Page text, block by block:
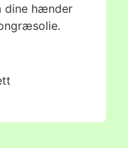
dine hænder